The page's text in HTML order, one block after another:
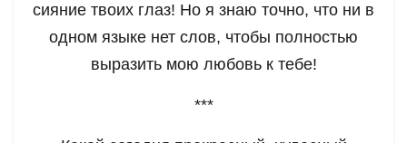
сияние твоих глаз! Но я знаю точно, что ни в
одном языке нет слов, чтобы полностью
выразить мою любовь к тебе!
***